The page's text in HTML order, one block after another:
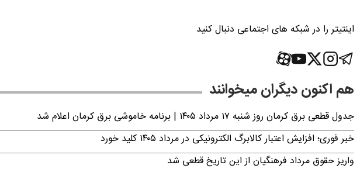
اینتیتر را در شبکه های اجتماعی دنبال کنید
هم اکنون دیگران میخوانند
جدول قطعی برق کرمان روز شنبه ۱۷ مرداد ۱۴۰۵ | برنامه خاموشی برق کرمان اعلام شد
خبر فوری؛ افزایش اعتبار کالابرگ الکترونیکی در مرداد ۱۴۰۵ کلید خورد
واریز حقوق مرداد فرهنگیان از این تاریخ قطعی شد